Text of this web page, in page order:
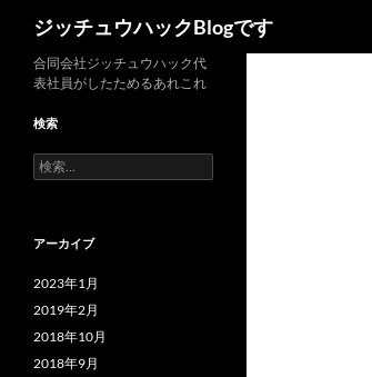
ジッチュウハックBlogです
合同会社ジッチュウハック代
表社員がしたためるあれこれ
検索
検
索:
アーカイブ
2023年1月
2019年2月
2018年10月
2018年9月